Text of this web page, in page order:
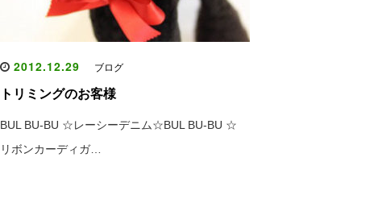
2012.12.29 ブログ
トリミングのお客様
BUL BU-BU ☆レーシーデニム☆BUL BU-BU ☆
リボンカーディガ…